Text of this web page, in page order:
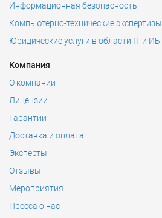
Информационная безопасность
Компьютерно-технические экспертизы
Юридические услуги в области IT и ИБ
Компания
О компании
Лицензии
Гарантии
Доставка и оплата
Эксперты
Отзывы
Мероприятия
Пресса о нас